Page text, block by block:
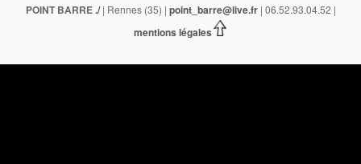
POINT BARRE./| Rennes (35) | point_barre@live.fr| 06.52.93.04.52 |
mentions légales